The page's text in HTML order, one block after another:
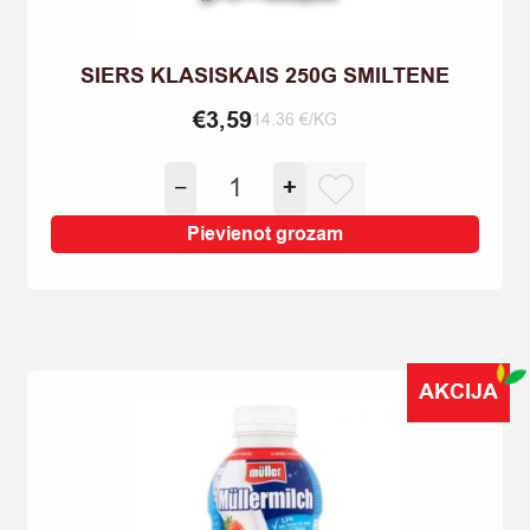
SIERS KLASISKAIS 250G SMILTENE
€3,5914.36 €/KG
−
SIERS
KLASISKAIS
250G
SMILTENE
+
Pievienot grozam
AKCIJA